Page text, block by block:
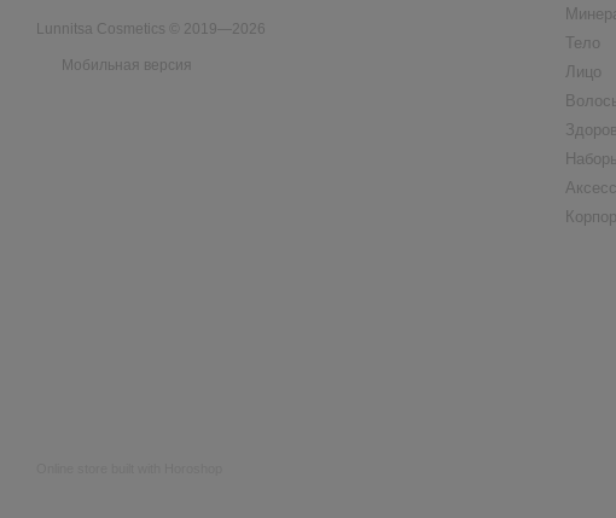
Lunnitsa Cosmetics © 2019—2026
Мобильная версия
Тело
Лицо